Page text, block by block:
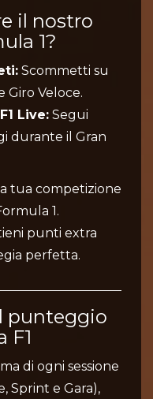
il nostro
1?
Scommetti su
Giro Veloce.
Live:Segui
durante il Gran
tua competizione
1.
punti extra
perfetta.
punteggio
F1
di ogni sessione
Sprint e Gara),